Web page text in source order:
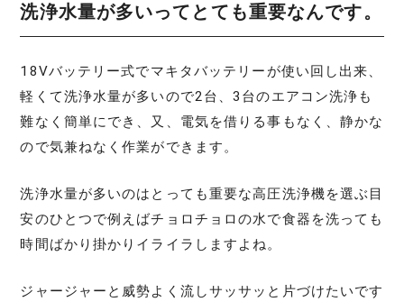
洗浄水量が多いってとても重要なんです。
18Vバッテリー式でマキタバッテリーが使い回し出来、
軽くて洗浄水量が多いので2台、3台のエアコン洗浄も
難なく簡単にでき、又、電気を借りる事もなく、静かな
ので気兼ねなく作業ができます。
洗浄水量が多いのはとっても重要な高圧洗浄機を選ぶ目
安のひとつで例えばチョロチョロの水で食器を洗っても
時間ばかり掛かりイライラしますよね。
ジャージャーと威勢よく流しサッサッと片づけたいです